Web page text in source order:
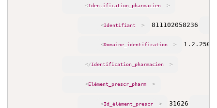
<Identification_pharmacien >
<Identifiant > 811102058236
<Domaine_identification >
</Identification_pharmacien >
<Elément_prescr_pharm >
<Id_élément_prescr > 31626